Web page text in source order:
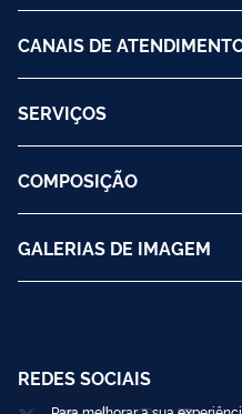
CANAIS DE
SERVIÇOS
COMPOSIÇÃO
GALERIAS DE IMAGEM
REDES SOCIAIS